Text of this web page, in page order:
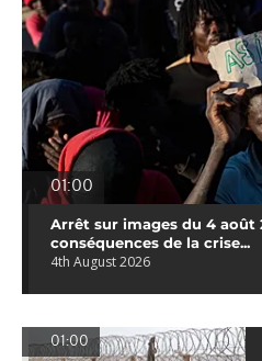
01:00
Arrêt sur images du 4 août
conséquences de la crise...
4th August 2026
01:00